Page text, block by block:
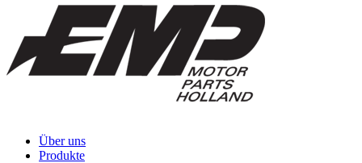
Über uns
Produkte